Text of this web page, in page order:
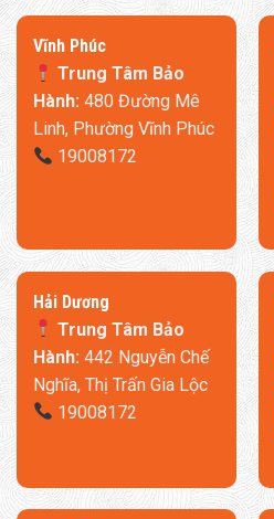
​Vĩnh Phúc
Trung Tâm Bảo
Hành:480 Đường Mê
Linh, Phường Vĩnh Phúc
19008172
​Hải Dương
Trung Tâm Bảo
Hành: 442 Nguyễn Chế
Nghĩa, Thị Trấn Gia Lộc
19008172